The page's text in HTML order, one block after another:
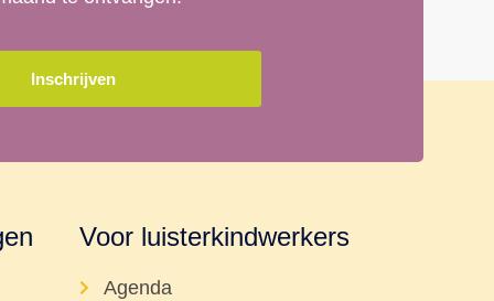
Inschrijven
Voor luisterkindwerkers
Agenda